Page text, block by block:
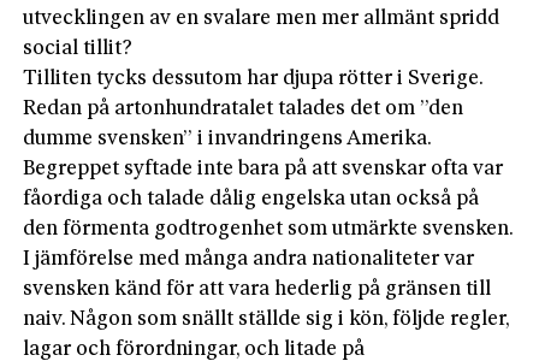
utvecklingen av en svalare men mer allmänt spridd
social tillit?
Tilliten tycks dessutom har djupa rötter i Sverige.
Redan på artonhundratalet talades det om ”den
dumme svensken” i invandringens Amerika.
Begreppet syftade inte bara på att svenskar ofta var
fåordiga och talade dålig engelska utan också på
den förmenta godtrogenhet som utmärkte svensken.
I jämförelse med många andra nationaliteter var
svensken känd för att vara hederlig på gränsen till
naiv. Någon som snällt ställde sig i kön, följde regler,
lagar och förordningar, och litade på